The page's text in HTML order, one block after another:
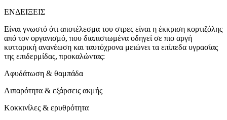
ΕΝΔΕΙΞΕΙΣ
Είναι γνωστό ότι αποτέλεσμα του στρες είναι η έκκριση κορτιζόλης
από τον οργανισμό, που διαπιστωμένα οδηγεί σε πιο αργή
κυτταρική ανανέωση και ταυτόχρονα μειώνει τα επίπεδα υγρασίας
της επιδερμίδας, προκαλώντας:
Αφυδάτωση & θαμπάδα
Λιπαρότητα & εξάρσεις ακμής
Κοκκινίλες & ερυθρότητα